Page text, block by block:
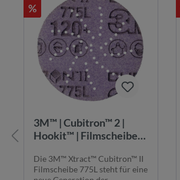
%
3M™ | Cubitron™ 2 |
Hookit™ | Filmscheibe
multihole
Die 3M™ Xtract™ Cubitron™ II
Filmscheibe 775L steht für eine